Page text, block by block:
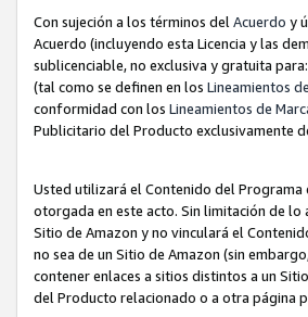
Con sujeción a los términos del Acuerdo y
Acuerdo (incluyendo esta Licencia y las
sublicenciable, no exclusiva y gratuita
(tal como se definen en los Lineamientos
conformidad con los Lineamientos de
Publicitario del Producto exclusivamente
Usted utilizará el Contenido del
otorgada en este acto. Sin limitación de
Sitio de Amazon y no vinculará el
no sea de un Sitio de Amazon (sin
contener enlaces a sitios distintos a un
del Producto relacionado o a otra página